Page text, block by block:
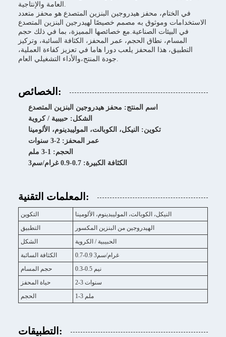
العامة والإنتاجية.
في الختام، محفز هيدروجين البنزين المتصدع هو محفز متعدد
الاستخدامات وموثوق به مصمم خصيصًا لهيدرجين البنزين المتصدع
في البيئات الصناعية.مع خصائصها المميزة، بما في ذلك حجم
المسام، نطاق الحجم، عمر المحفز، الكثافة السائبة، وتركيز
التطبيق، هذا المحفز يلعب دورا هاما في تعزيز كفاءة العملية،
جودة المنتج،والأداء التشغيلي العام.
الخصائص:
اسم المنتج: محفز هيدروجين البنزين المتصدع
الشكل: حبيبية / كروية
تكوين: النيكل، الكوبالت، الموليبدينوم، الألومينا
عمر المحفز: 2-3 سنوات
الحجم: 1-3 ملم
الكثافة الكبيرة: 0.7-0.9 غرام/سم3
المعلمات التقنية:
التكوين
النيكل، الكوبالت، الموليبدينوم، الألومينا
التطبيق
الهيدروجين من البنزين المكسور
الشكل
الحبيبية / الكروية
الكثافة السائبة
0.7-0.9 غرام/سم3
حجم المسام
0.3-0.5 نيم
حياة المحفز
2-3 سنوات
الحجم
1-3 ملم
التطبيقات: